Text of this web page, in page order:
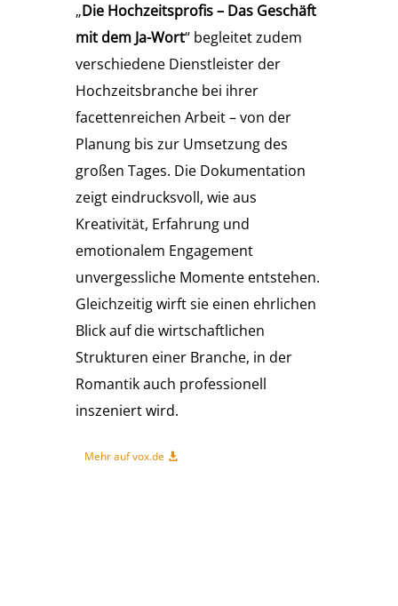
„Die Hochzeitsprofis – Das Geschäft
mit dem Ja-Wort“ begleitet zudem
verschiedene Dienstleister der
Hochzeitsbranche bei ihrer
facettenreichen Arbeit – von der
Planung bis zur Umsetzung des
großen Tages. Die Dokumentation
zeigt eindrucksvoll, wie aus
Kreativität, Erfahrung und
emotionalem Engagement
unvergessliche Momente entstehen.
Gleichzeitig wirft sie einen ehrlichen
Blick auf die wirtschaftlichen
Strukturen einer Branche, in der
Romantik auch professionell
inszeniert wird.
Mehr auf vox.de